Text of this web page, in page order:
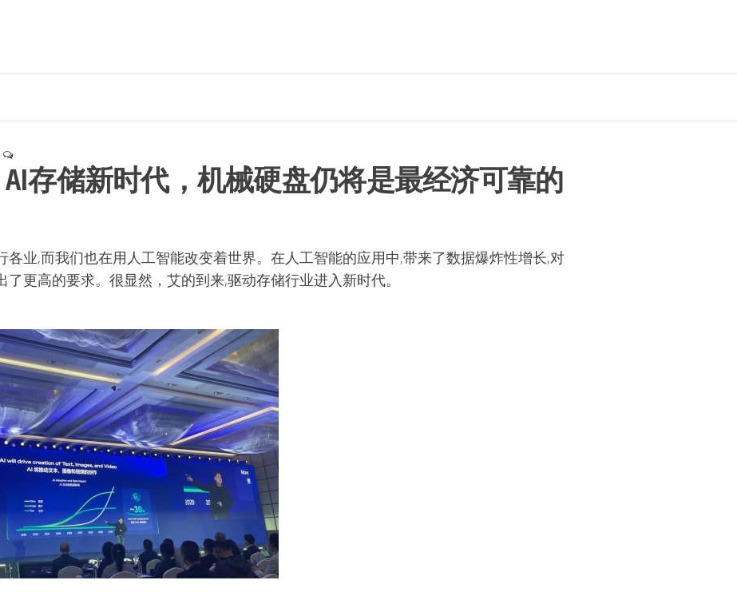
存储新时代，机械硬盘仍将是最经济可靠的
各业,而我们也在用人工智能改变着世界。在人工智能的应用中,带来了数据爆炸性增长,对
更高的要求。很显然，艾的到来,驱动存储行业进入新时代。